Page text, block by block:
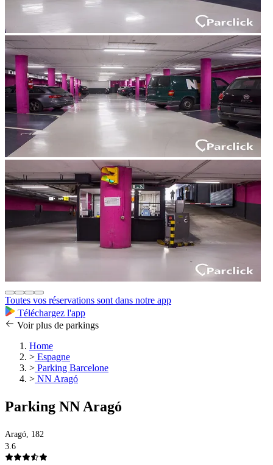
Toutes vos réservations sont dans notre app
Téléchargez l'app
Voir plus de parkings
Home
> Espagne
> Parking Barcelone
> NN Aragó
Parking NN Aragó
Aragó, 182
3.6